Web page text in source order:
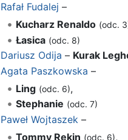
Rafał Fudalej –
Kucharz Renaldo (odc.
Łasica (odc. 8)
Dariusz Odija – Kurak
Agata Paszkowska –
Ling (odc. 6),
Stephanie (odc. 7)
Paweł Wojtaszek–
Tommy Rekin (odc. 6),